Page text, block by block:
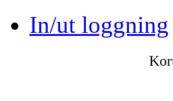
In/ut loggning